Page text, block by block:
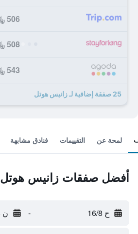
506 ﷼
508 ﷼
543 ﷼
25 صفقة إضافية لـ زانيس هوتل
لمحة عن التقييمات فنادق مشابهة
أفضل صفقات زانيس هوتل
ح 16/8 - ن 17/8